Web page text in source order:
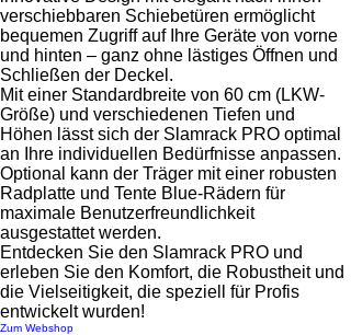
verschiebbaren Schiebetüren ermöglicht
bequemen Zugriff auf Ihre Geräte von vorne
und hinten – ganz ohne lästiges Öffnen und
Schließen der Deckel.
Mit einer Standardbreite von 60 cm (LKW-
Größe) und verschiedenen Tiefen und
Höhen lässt sich der Slamrack PRO optimal
an Ihre individuellen Bedürfnisse anpassen.
Optional kann der Träger mit einer robusten
Radplatte und Tente Blue-Rädern für
maximale Benutzerfreundlichkeit
ausgestattet werden.
Entdecken Sie den Slamrack PRO und
erleben Sie den Komfort, die Robustheit und
die Vielseitigkeit, die speziell für Profis
entwickelt wurden!
Zum Webshop